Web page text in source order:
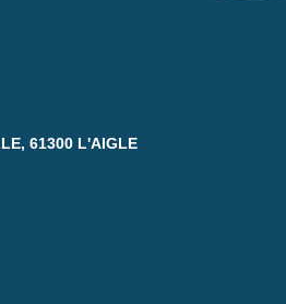
61300 L'AIGLE